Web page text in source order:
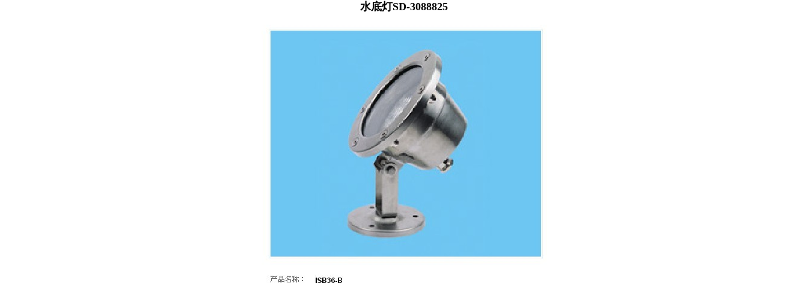
水底灯SD-3088825